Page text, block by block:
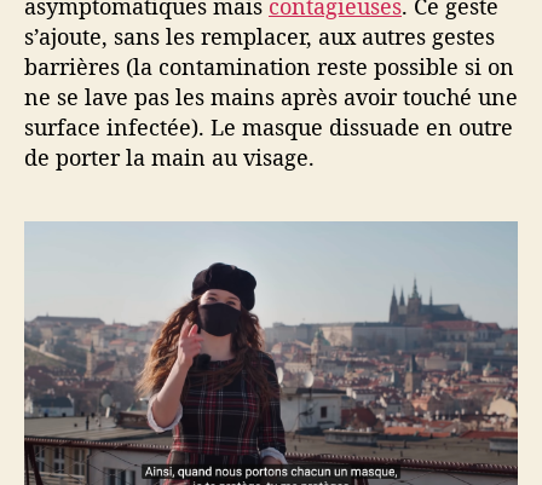
asymptomatiques mais contagieuses. Ce geste
s’ajoute, sans les remplacer, aux autres gestes
barrières (la contamination reste possible si on
ne se lave pas les mains après avoir touché une
surface infectée). Le masque dissuade en outre
de porter la main au visage.